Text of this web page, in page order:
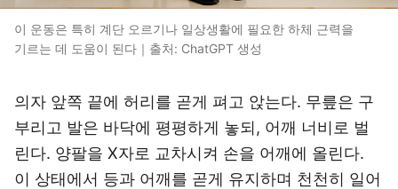
이 운동은 특히 계단 오르기나 일상생활에 필요한 하체 근력을
기르는 데 도움이 된다｜출처: ChatGPT 생성
의자 앞쪽 끝에 허리를 곧게 펴고 앉는다. 무릎은 구
부리고 발은 바닥에 평평하게 놓되, 어깨 너비로 벌
린다. 양팔을 X자로 교차시켜 손을 어깨에 올린다.
이 상태에서 등과 어깨를 곧게 유지하며 천천히 일어